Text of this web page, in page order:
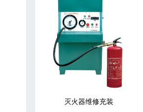
灭火器维修充装